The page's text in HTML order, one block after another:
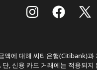
액에 대해 씨티은행(Citibank)과
, 신용 카드 거래에는 적용되지